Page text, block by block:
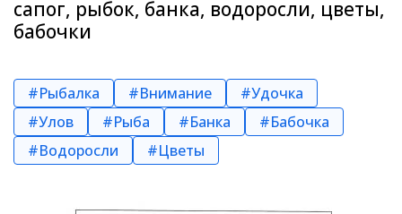
сапог, рыбок, банка, водоросли, цветы,
бабочки
#Рыбалка #Внимание
#Удочка
#Улов
#Рыба #Банка
#Бабочка
#Водоросли
#Цветы